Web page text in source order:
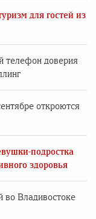
для гостей из
телефон доверия
откроются
подростка
здоровья
во Владивостоке